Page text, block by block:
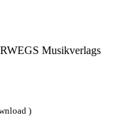
Musikverlags
)